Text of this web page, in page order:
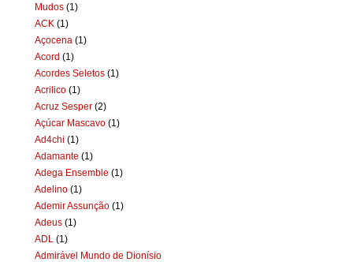
Mudos (1)
ACK (1)
Açocena (1)
Acord (1)
Acordes Seletos (1)
Acrilico (1)
Acruz Sesper (2)
Açúcar Mascavo (1)
Ad4chi (1)
Adamante (1)
Adega Ensemble (1)
Adelino (1)
Ademir Assunção (1)
Adeus (1)
ADL (1)
Admirável Mundo de Dionísio